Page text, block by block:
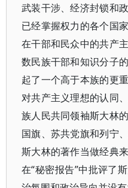
武装干涉、经济封锁和
已经掌握权力的各个国
在干部和民众中的共产
数民族干部和知识分子
起了一个高于本族的更
对共产主义理想的认同
族人民共同领袖斯大林
国旗、苏共党旗和列宁
斯大林的著作当做经典
在“秘密报告”中批评了